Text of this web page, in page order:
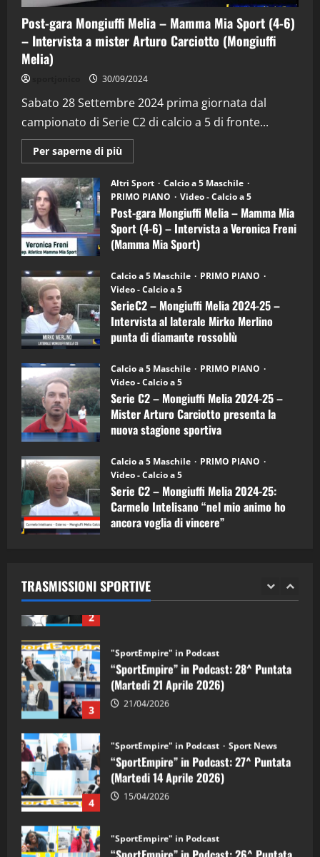
Post-gara Mongiuffi Melia – Mamma Mia Sport (4-6)
– Intervista a mister Arturo Carciotto (Mongiuffi
Melia)
30/09/2024
Sabato 28 Settembre 2024 prima giornata dal
campionato di Serie C2 di calcio a 5 di fronte...
Per saperne di più
informazioni
Post-
gara
Mongiuffi
Melia
–
Mamma
Mia
Sport
6)
–
Intervista
a
mister
Arturo
Carciotto
(Mongiuffi
Altri Sport
Calcio a 5 Maschile
PRIMO PIANO
Video - Calcio a 5
Post-gara Mongiuffi Melia – Mamma Mia
Sport (4-6) – Intervista a Veronica Freni
(Mamma Mia Sport)
Calcio a 5 Maschile
PRIMO PIANO
Video - Calcio a 5
SerieC2 – Mongiuffi Melia 2024-25 –
Intervista al laterale Mirko Merlino
punta di diamante rossoblù
Calcio a 5 Maschile
PRIMO PIANO
Video - Calcio a 5
Serie C2 – Mongiuffi Melia 2024-25 –
Mister Arturo Carciotto presenta la
nuova stagione sportiva
Calcio a 5 Maschile
PRIMO PIANO
Video - Calcio a 5
Serie C2 – Mongiuffi Melia 2024-25:
Carmelo Intelisano “nel mio animo ho
ancora voglia di vincere”
TRASMISSIONI SPORTIVE
2
“SportEmpire” in Podcast: 29^ Puntata
(Martedi 28 Aprile 2026)
28/04/2026
3
"SportEmpire" in Podcast
“SportEmpire” in Podcast: 28^ Puntata
(Martedi 21 Aprile 2026)
21/04/2026
4
“SportEmpire” in Podcast: 27^ Puntata
(Martedi 14 Aprile 2026)
15/04/2026
5
“SportEmpire” in Podcast: 26^ Puntata
(Martedi 07 Aprile 2026)
08/04/2026
1
“SportEmpire” in Podcast: 30^ Puntata
(Martedi 05 Maggio 2026)
08/05/2026
2 28/04/2026
3
(Martedi 21 Aprile 2026)
21/04/2026
4
(Martedi 14 Aprile 2026)
15/04/2026
(Martedi 07 Aprile 2026)